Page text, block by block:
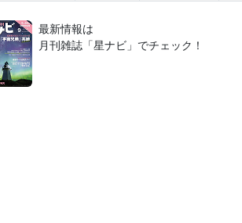
最新情報は
月刊雑誌「星ナビ」でチェック！